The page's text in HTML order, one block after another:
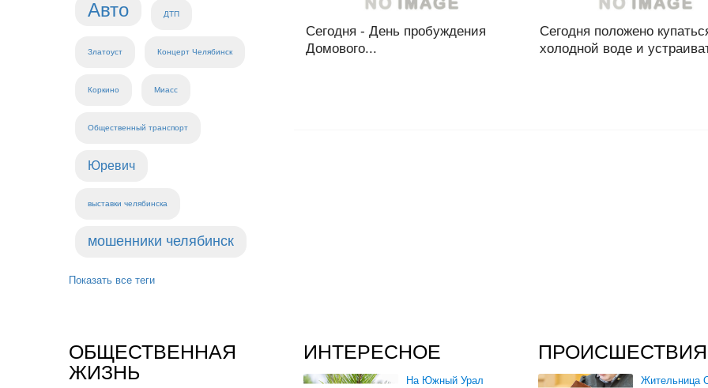
Авто ДТП
Златоуст Концерт Челябинск
Коркино Миасс
Общественный транспорт
Юревич
выставки челябинска
мошенники челябинск
Показать все теги
Сегодня - День пробуждения
Домового...
Сегодня положено
холодной воде и
ОБЩЕСТВЕННАЯ
ЖИЗНЬ
ИНТЕРЕСНОЕ
На Южный Урал
ПРОИСШЕСТВИЯ
Жительница